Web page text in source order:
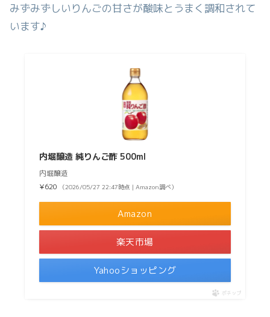
みずみずしいりんごの甘さが酸味とうまく調和されて
います♪
内堀醸造 純りんご酢 500ml
内堀醸造
¥620
（2026/05/27 22:47時点 | Amazon調べ）
Amazon
楽天市場
Yahooショッピング
ポチップ